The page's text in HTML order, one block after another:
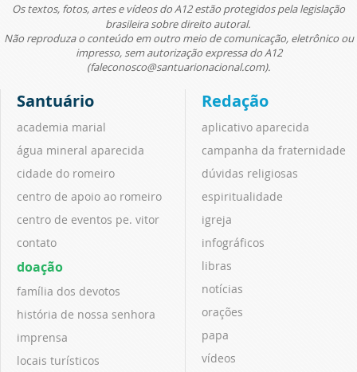
Os textos, fotos, artes e vídeos do A12 estão protegidos pela legislação
brasileira sobre direito autoral.
Não reproduza o conteúdo em outro meio de comunicação, eletrônico ou
impresso, sem autorização expressa do A12
(faleconosco@santuarionacional.com).
Santuário
academia marial
água mineral aparecida
cidade do romeiro
centro de apoio ao romeiro
centro de eventos pe. vitor
contato
doação
família dos devotos
história de nossa senhora
imprensa
locais turísticos
Redação
aplicativo aparecida
campanha da fraternidade
dúvidas religiosas
espiritualidade
igreja
infográficos
libras
notícias
orações
papa
vídeos